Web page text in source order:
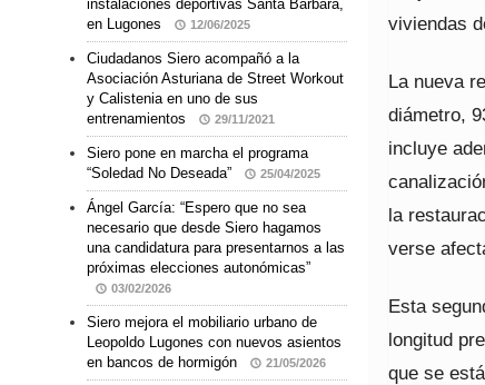
viviendas
La nueva
diámetro,
incluye
la
verse
Esta
longitud
que se
instalaciones deportivas Santa Bárbara,
en Lugones
12/06/2025
Ciudadanos Siero acompañó a la
Asociación Asturiana de Street Workout
y Calistenia en uno de sus
entrenamientos
29/11/2021
Siero pone en marcha el programa
“Soledad No Deseada”
25/04/2025
Ángel García: “Espero que no sea
necesario que desde Siero hagamos
una candidatura para presentarnos a las
próximas elecciones autonómicas”
03/02/2026
Siero mejora el mobiliario urbano de
Leopoldo Lugones con nuevos asientos
en bancos de hormigón
21/05/2026